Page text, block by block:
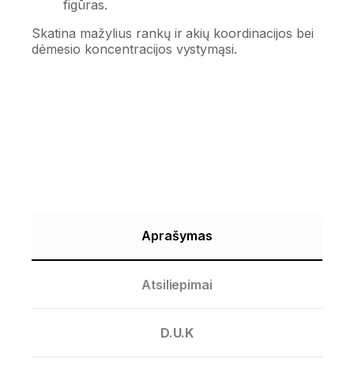
figūras.
Skatina mažylius rankų ir akių koordinacijos bei
dėmesio koncentracijos vystymąsi.
Aprašymas
Atsiliepimai
D.U.K